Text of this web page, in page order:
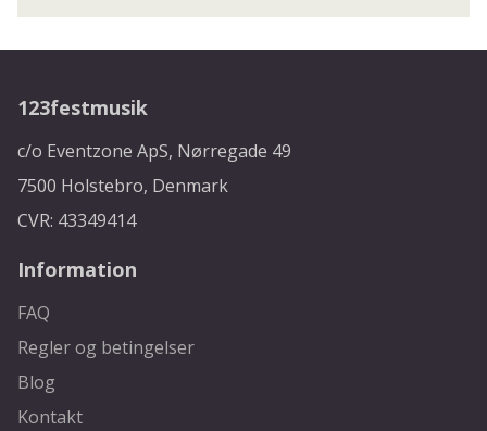
123festmusik
c/o Eventzone ApS, Nørregade 49
7500 Holstebro, Denmark
CVR: 43349414
Information
FAQ
Regler og betingelser
Blog
Kontakt